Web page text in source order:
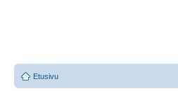
Etusivu